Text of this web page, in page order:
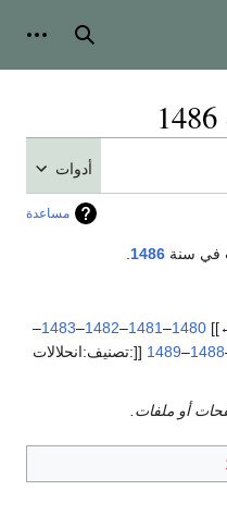
بحث
أدوات
مساعدة
في سنة 1486
1480
–
1481
–
1482
–
1483
–
1488
–
1489 [[:تصنيف:انحلالات
أو ملفات.